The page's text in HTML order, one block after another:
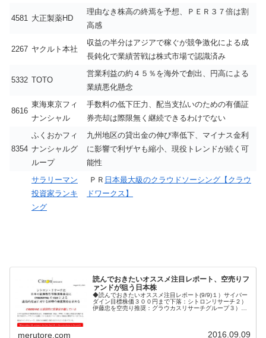
4581 大正製薬HD
理由なき株高の終焉を予想、ＰＥＲ３７倍は割
高感
2267 ヤクルト本社
収益の半分はアジアで稼ぐが競争激化による成
長鈍化で業績苦戦は株式市場で認識済み
5332 TOTO
営業利益の約４５％を海外で創出、円高による
業績悪化懸念
8616
東海東京フィ
ナンシャル
手数料の低下圧力、配当支払いのための有価証
券売却は際限無く継続できるわけでない
8354
ふくおかフィ
ナンシャルグ
ループ
九州地区の貸出金の伸び率低下、マイナス金利
に影響で利ザヤも縮小、現役トレンドが続く可
能性
サラリーマン
投資家ランキ
ング
ＰＲ 日本最大級のクラウドソーシング【クラウ
ドワークス】
読んでおきたいオススメ注目レポート、空売りフ
ァンドが狙う日本株
◆読んでおきたいオススメ注目レポート(9/9)１）サイバー
ダイン目標株価３００円まで下落：シトロンリサーチ２）
伊藤忠を空売り推奨：グラウカスリサーチグループ３）２
merutore.com 2016.09.09